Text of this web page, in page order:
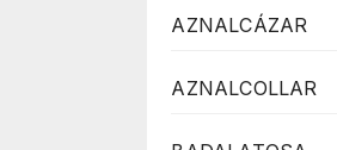
AZNALCÁZAR
AZNALCOLLAR